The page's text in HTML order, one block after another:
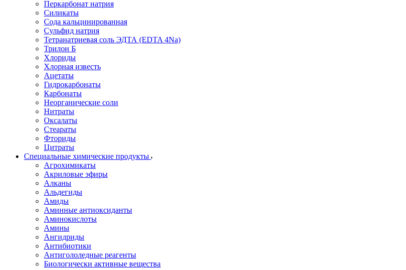
Перкарбонат натрия
Силикаты
Сода кальцинированная
Сульфид натрия
Тетранатриевая соль ЭДТА (EDTA 4Na)
Трилон Б
Хлориды
Хлорная известь
Ацетаты
Гидрокарбонаты
Карбонаты
Неорганические соли
Нитраты
Оксалаты
Стеараты
Фториды
Цитраты
Специальные химические продукты
Агрохимикаты
Акриловые эфиры
Алканы
Альдегиды
Амиды
Аминные антиоксиданты
Аминокислоты
Амины
Ангидриды
Антибиотики
Антигололедные реагенты
Биологически активные вещества